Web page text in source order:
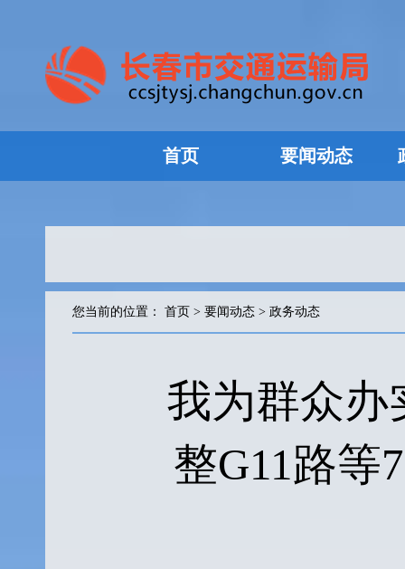
首页 要闻动态
您当前的位置： 首页 > 要闻动态 > 政务动态
我为群众办
整G11路等